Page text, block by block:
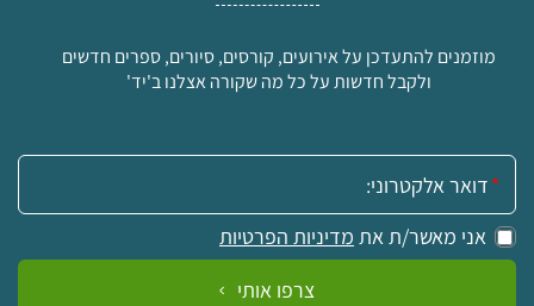
מוזמנים להתעדכן על אירועים, קורסים, סיורים, ספרים חדשים
ולקבל חדשות על כל מה שקורה אצלנו ב'יד'
אימייל:
אני מאשר/ת את מדיניות הפרטיות
צרפו אותי